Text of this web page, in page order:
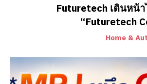
Futuretech เดินหน้
“Futuretech
Home &